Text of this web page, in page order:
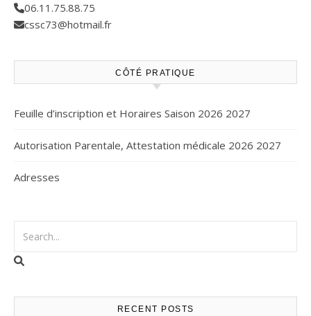
06.11.75.88.75
cssc73@hotmail.fr
CÔTÉ PRATIQUE
Feuille d’inscription et Horaires Saison 2026 2027
Autorisation Parentale, Attestation médicale 2026 2027
Adresses
RECENT POSTS